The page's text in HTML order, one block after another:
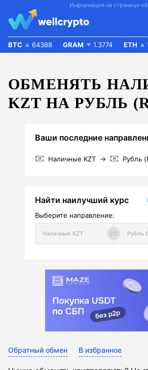
Информация на странице
BTC 64388 GRAM 1.3774 ETH
ОБМЕНЯТЬ
KZT НА РУБЛЬ
Ваши последние
Наличные KZT → Рубль
Найти наилучший курс
Выберите направление:
Обратный обмен В избранное